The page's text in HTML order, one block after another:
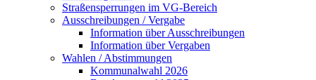
Straßensperrungen im VG-Bereich
Ausschreibungen / Vergabe
Information über Ausschreibungen
Information über Vergaben
Wahlen / Abstimmungen
Kommunalwahl 2026